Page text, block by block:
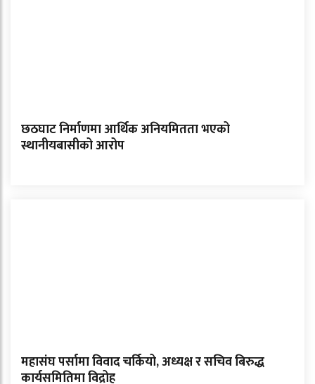
छठघाट निर्माणमा आर्थिक अनियमितता भएको
स्थानीयबासीको आरोप
महासंघ पर्सामा विवाद चर्कियो, अध्यक्ष र सचिव बिरुद्ध
कार्यसमितिमा विद्रोह